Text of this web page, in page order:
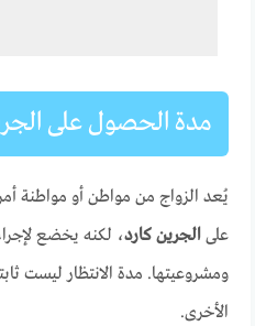
مدة الحصول على
يُعد الزواج من مواطن أو مواطنة
علىالجرين كارد، لكنه يخضع
ومشروعيتها. مدة الانتظار ليست
الأخرى.